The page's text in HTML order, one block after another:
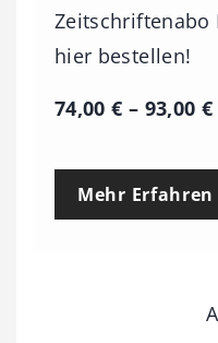
Zeitschriftenabo
hier bestellen!
74,00€ – 93,00 €P
Mehr Erfahren